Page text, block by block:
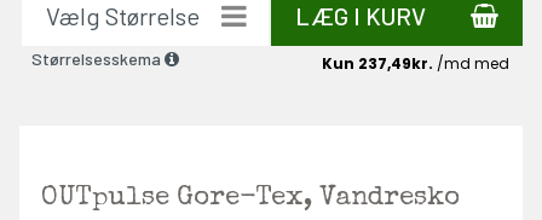
Størrelsesskema
LÆG I KURV
OUTpulse Gore-Tex, Vandresko